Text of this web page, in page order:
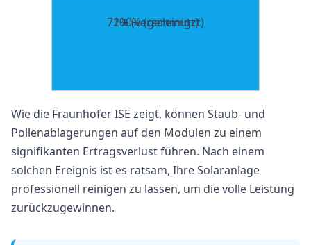
72% (verschmutzt)
100% (gereinigt)
Wie die Fraunhofer ISE zeigt, können Staub- und
Pollenablagerungen auf den Modulen zu einem
signifikanten Ertragsverlust führen. Nach einem
solchen Ereignis ist es ratsam, Ihre Solaranlage
professionell reinigen zu lassen, um die volle Leistung
zurückzugewinnen.